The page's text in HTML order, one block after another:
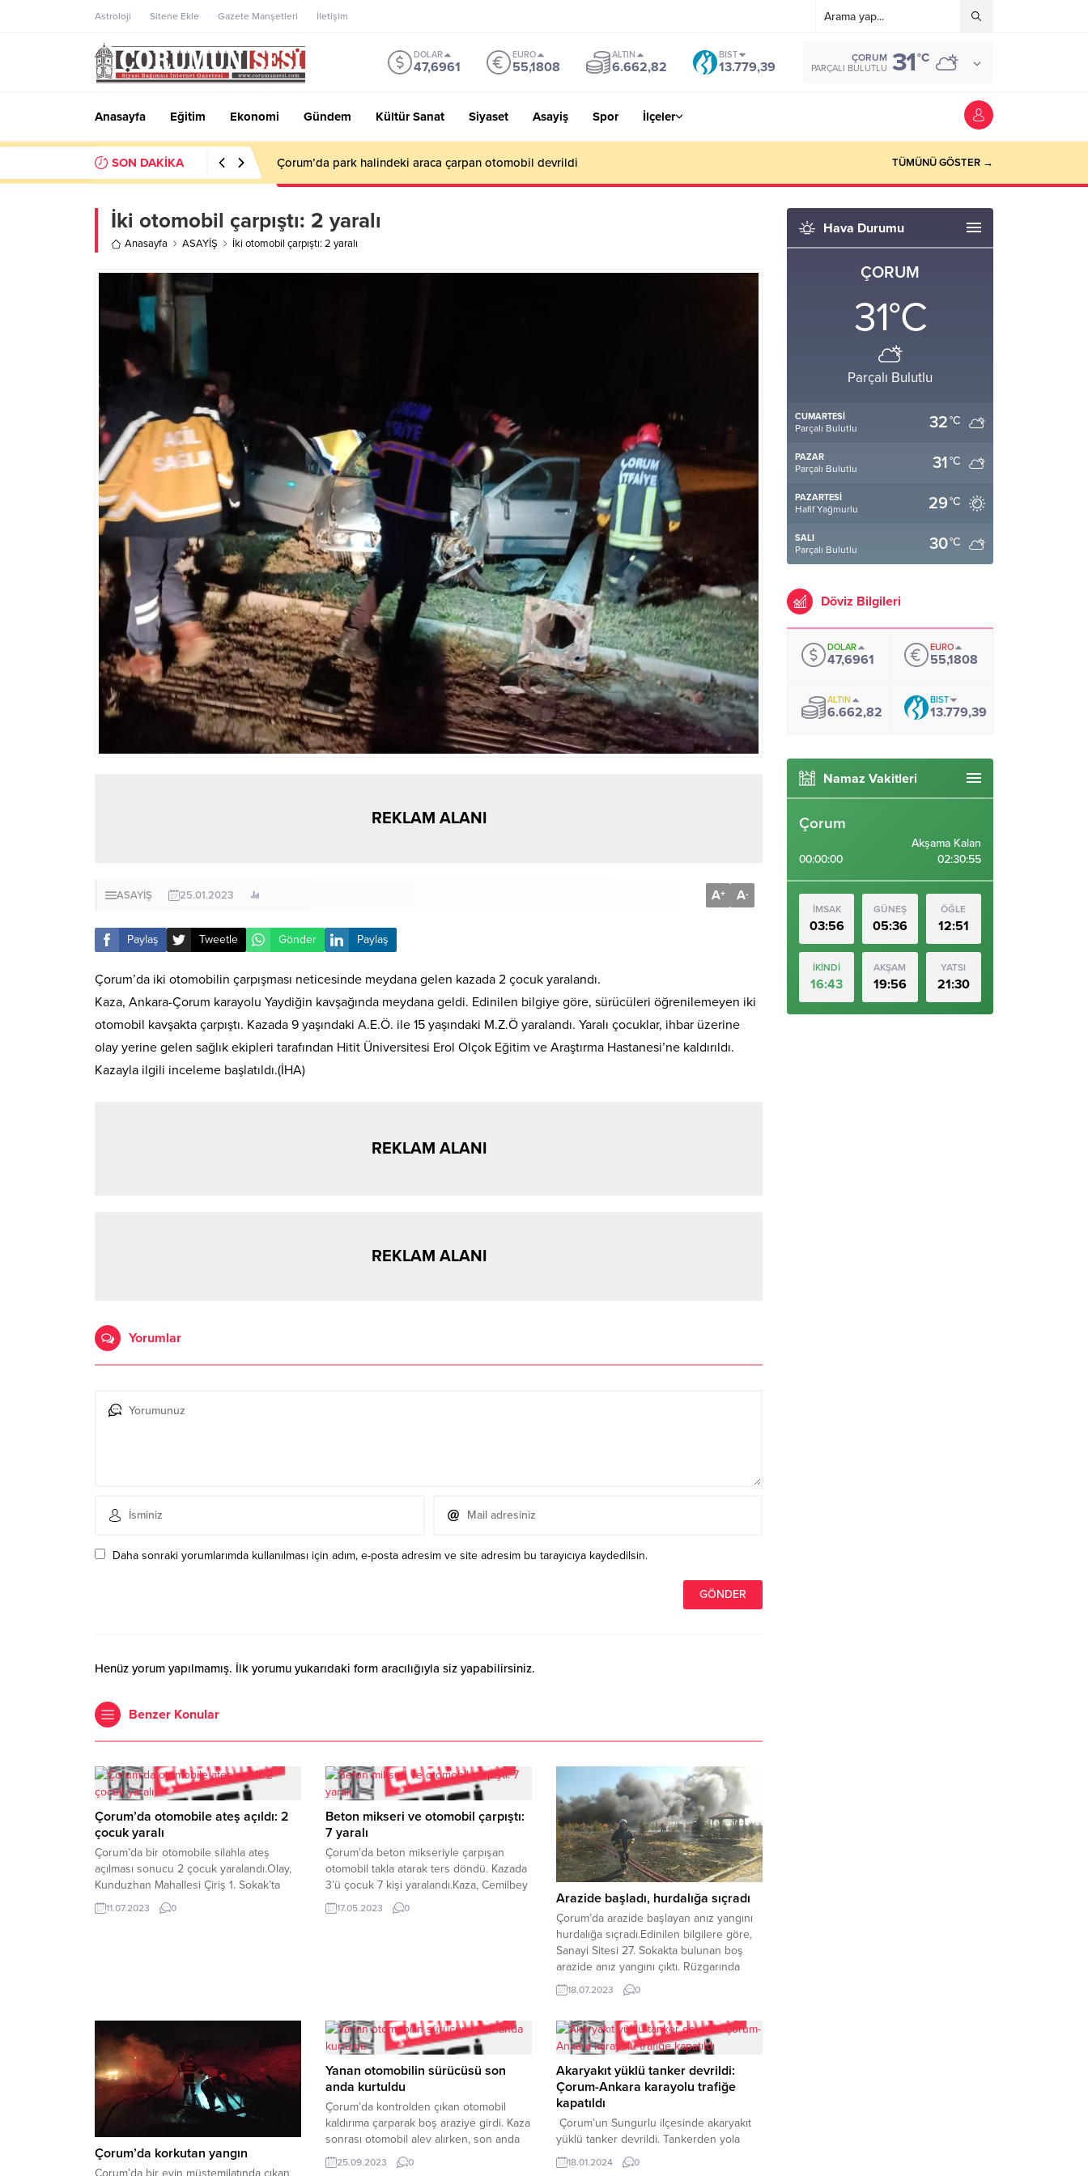
Astroloji Sitene Ekle Gazete Manşetleri İletişim
DOLAR
47,6961
EURO
55,1808
ALTIN
6.662,82
BIST
13.779,39
ÇORUM
PARÇALI BULUTLU 31°C
Anasayfa Eğitim Ekonomi Gündem Kültür Sanat Siyaset Asayiş Spor İlçeler
SON DAKİKA Çorum’da park halindeki araca çarpan otomobil devrildi TÜMÜNÜ GÖSTER →
İki otomobil çarpıştı: 2 yaralı
Anasayfa ASAYİŞ İki otomobil çarpıştı: 2 yaralı
REKLAM ALANI
ASAYİŞ 25.01.2023 A+ A-
Paylaş Tweetle Gönder Paylaş
Çorum’da iki otomobilin çarpışması neticesinde meydana gelen kazada 2 çocuk yaralandı.
Kaza, Ankara-Çorum karayolu Yaydiğin kavşağında meydana geldi. Edinilen bilgiye göre, sürücüleri öğrenilemeyen iki
otomobil kavşakta çarpıştı. Kazada 9 yaşındaki A.E.Ö. ile 15 yaşındaki M.Z.Ö yaralandı. Yaralı çocuklar, ihbar üzerine
olay yerine gelen sağlık ekipleri tarafından Hitit Üniversitesi Erol Olçok Eğitim ve Araştırma Hastanesi’ne kaldırıldı.
Kazayla ilgili inceleme başlatıldı.(İHA)
REKLAM ALANI
REKLAM ALANI
Yorumlar
Daha sonraki yorumlarımda kullanılması için adım, e-posta adresim ve site adresim bu tarayıcıya kaydedilsin.
Henüz yorum yapılmamış. İlk yorumu yukarıdaki form aracılığıyla siz yapabilirsiniz.
Benzer Konular
Çorum’da otomobile ateş açıldı: 2
çocuk yaralı
Çorum’da bir otomobile silahla ateş
açılması sonucu 2 çocuk yaralandı.Olay,
Kunduzhan Mahallesi Çiriş 1. Sokak’ta
meydana geldi. Edinilen bilgiye göre,
sokağa gelen kimliği belirsiz kişi ya da
11.07.2023 0
Beton mikseri ve otomobil çarpıştı:
7 yaralı
Çorum’da beton mikseriyle çarpışan
otomobil takla atarak ters döndü. Kazada
3’ü çocuk 7 kişi yaralandı.Kaza, Cemilbey
Caddesi’nde meydana geldi. Edinilen
bilgiye göre, Hasan H.Ç. (24) idaresindeki
17.05.2023 0
Arazide başladı, hurdalığa sıçradı
Çorum’da arazide başlayan anız yangını
hurdalığa sıçradı.Edinilen bilgilere göre,
Sanayi Sitesi 27. Sokakta bulunan boş
arazide anız yangını çıktı. Rüzgarında
etkisiyle büyüyen yangın hurdalığa
sıçradı.İhbar üzerine bölgeye çok sayıda
yangına müdahalesi sürüyor.(İHA)
REKLAM ALANI
18.07.2023 0
Çorum’da korkutan yangın
Çorum’da bir evin müştemilatında çıkan
Yanan otomobilin sürücüsü son
anda kurtuldu
Çorum’da kontrolden çıkan otomobil
kaldırıma çarparak boş araziye girdi. Kaza
sonrası otomobil alev alırken, son anda
kurtulan sürücü ise yaralandı.Kaza,
akşam saatlerinde Gülabibey Mahallesi
25.09.2023 0
Akaryakıt yüklü tanker devrildi:
Çorum-Ankara karayolu trafiğe
kapatıldı
Çorum’un Sungurlu ilçesinde akaryakıt
yüklü tanker devrildi. Tankerden yola
dökülen akaryakıt nedeniyle Çorum-
Ankara karayolu çift taraflı ulaşıma
18.01.2024 0
Hava Durumu
ÇORUM
31°C
Parçalı Bulutlu
CUMARTESI
Parçalı Bulutlu 32°C
PAZAR
Parçalı Bulutlu 31°C
PAZARTESI
Hafif Yağmurlu 29°C
SALI
Parçalı Bulutlu 30°C
Döviz Bilgileri
DOLAR
47,6961
EURO
55,1808
ALTIN
6.662,82
BIST
13.779,39
Namaz Vakitleri
Çorum
00:00:00
Akşama Kalan
02:30:54
İMSAK
03:56
GÜNEŞ
05:36
ÖĞLE
12:51
İKİNDİ
16:43
AKŞAM
19:56
YATSI
21:30